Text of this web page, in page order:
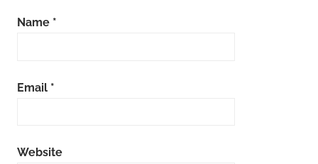
Name *
Email *
Website